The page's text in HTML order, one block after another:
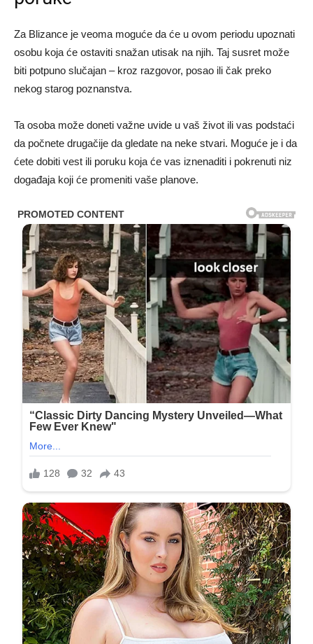
Za Blizance je veoma moguće da će u ovom periodu upoznati
osobu koja će ostaviti snažan utisak na njih. Taj susret može
biti potpuno slučajan – kroz razgovor, posao ili čak preko
nekog starog poznanstva.
Ta osoba može doneti važne uvide u vaš život ili vas podstaći
da počnete drugačije da gledate na neke stvari. Moguće je i da
ćete dobiti vest ili poruku koja će vas iznenaditi i pokrenuti niz
događaja koji će promeniti vaše planove.